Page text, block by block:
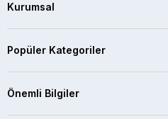
Kurumsal
Popüler Kategoriler
Önemli Bilgiler